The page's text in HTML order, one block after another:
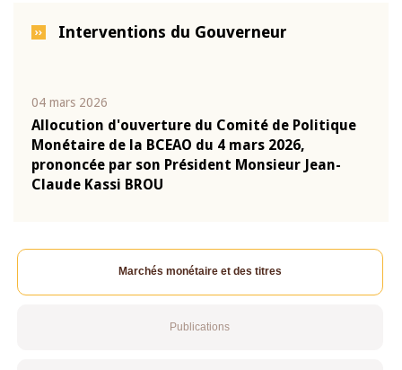
Interventions du Gouverneur
04 mars 2026
Allocution d'ouverture du Comité de Politique
Monétaire de la BCEAO du 4 mars 2026,
prononcée par son Président Monsieur Jean-
Claude Kassi BROU
Marchés monétaire et des titres
Publications